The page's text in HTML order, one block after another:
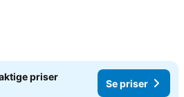
priser
Se priser